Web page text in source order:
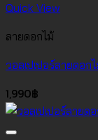
Quick View
ลายดอกไม้
วอลเปเปอร์ลายดอ
1,990฿